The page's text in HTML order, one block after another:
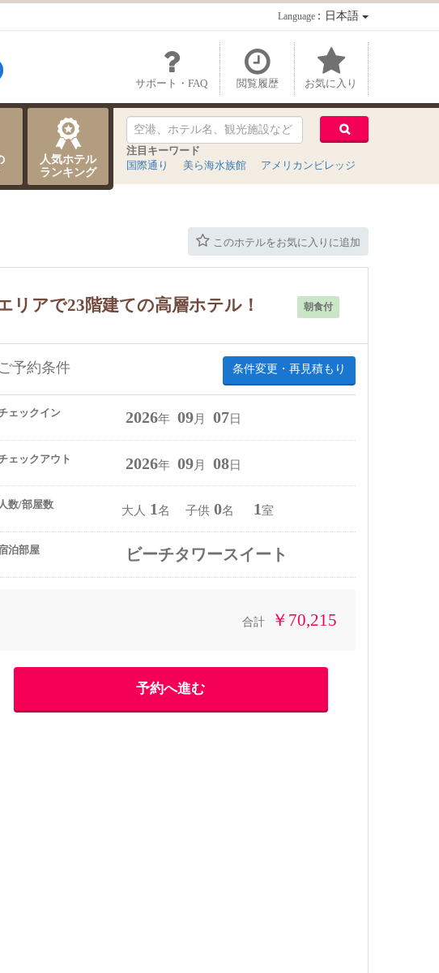
Language：日本語
サポート・FAQ 閲覧履歴 お気に入り
人気ホテル
ランキング
注目キーワード
国際通り
美ら海水族館 アメリカンビレッジ
このホテルをお気に入りに追加
朝食付
リアで23階建ての高層ホテル！
条件変更・再見積もり
ご予約条件
ェックイン 2026年 09月 07 日
ェックアウト 2026年 09月 08日
人数/部屋数 大人 1名 子供 0名 1室
泊部屋 ビーチタワースイート
合計 ￥70,215